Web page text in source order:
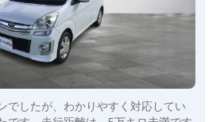
でしたが、わかりやすく対応してい